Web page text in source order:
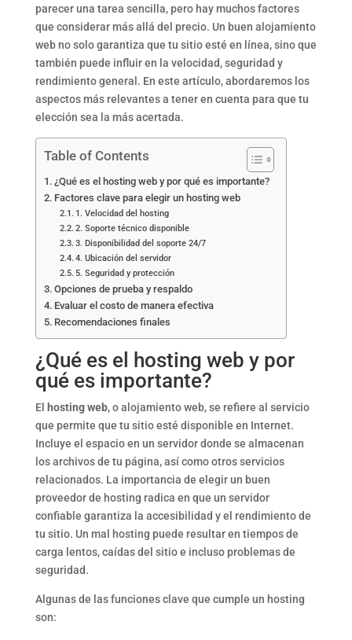
parecer una tarea sencilla, pero hay muchos factores
que considerar más allá del precio. Un buen alojamiento
web no solo garantiza que tu sitio esté en línea, sino que
también puede influir en la velocidad, seguridad y
rendimiento general. En este artículo, abordaremos los
aspectos más relevantes a tener en cuenta para que tu
elección sea la más acertada.
Table of Contents
¿Qué es el hosting web y por qué es importante?
Factores clave para elegir un hosting web
1. Velocidad del hosting
2. Soporte técnico disponible
3. Disponibilidad del soporte 24/7
4. Ubicación del servidor
5. Seguridad y protección
Opciones de prueba y respaldo
Evaluar el costo de manera efectiva
Recomendaciones finales
¿Qué es el hosting web y por
qué es importante?
El hosting web, o alojamiento web, se refiere al servicio
que permite que tu sitio esté disponible en Internet.
Incluye el espacio en un servidor donde se almacenan
los archivos de tu página, así como otros servicios
relacionados. La importancia de elegir un buen
proveedor de hosting radica en que un servidor
confiable garantiza la accesibilidad y el rendimiento de
tu sitio. Un mal hosting puede resultar en tiempos de
carga lentos, caídas del sitio e incluso problemas de
seguridad.
Algunas de las funciones clave que cumple un hosting
son: